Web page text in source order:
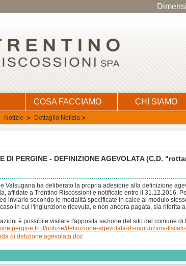
COSA FACCIAMO CHI SIAMO
Notizie Dettaglio Notizia
DI PERGINE - DEFINIZIONE AGEVOLATA (C.D.
Valsugana ha deliberato la propria adesione alla definizione
affidate a Trentino Riscossioni e notificate entro il 31.12.2016.
inviarlo secondo le modalità specificate in calce al modulo
in cui l'ingiunzione ricevuta, e non ancora pagata, sia riferita
è possibile visitare l'apposita sezione del sito del comune
notizie/definizione-agevolata-di-ingiunzioni-
di defizione agevolata.doc